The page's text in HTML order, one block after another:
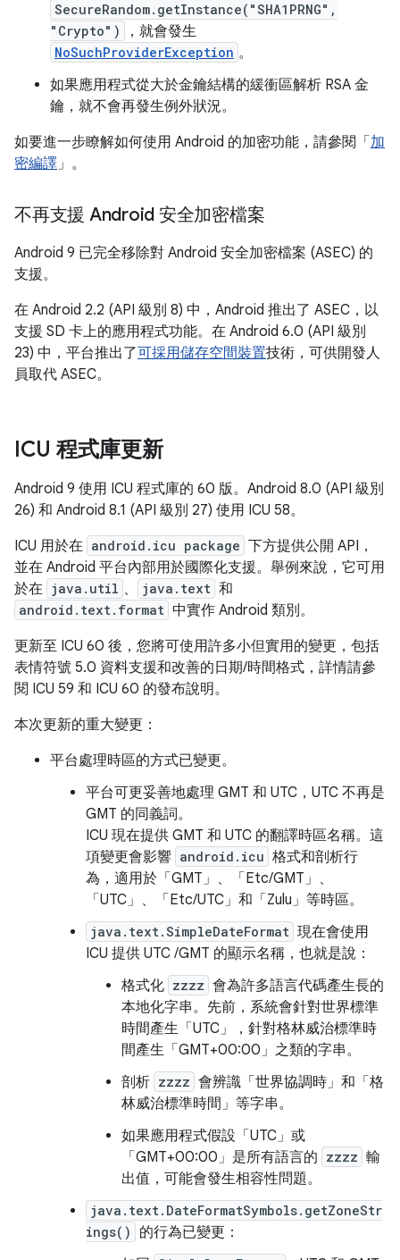
SecureRandom.getInstance("SHA1PRNG",
"Crypto")
，就會發生
NoSuchProviderException 。
如果應用程式從大於金鑰結構的緩衝區解析 RSA 金
鑰，就不會再發生例外狀況。
如要進一步瞭解如何使用 Android 的加密功能，請參閱「 加
密編譯」。
不再支援 Android 安全加密檔案
Android 9 已完全移除對 Android 安全加密檔案 (ASEC) 的
支援。
在 Android 2.2 (API 級別 8) 中，Android 推出了 ASEC，以
支援 SD 卡上的應用程式功能。在 Android 6.0 (API 級別
23) 中，平台推出了可採用儲存空間裝置技術，可供開發人
員取代 ASEC。
ICU 程式庫更新
Android 9 使用 ICU 程式庫的 60 版。Android 8.0 (API 級別
26) 和 Android 8.1 (API 級別 27) 使用 ICU 58。
ICU 用於在 android.icu package 下方提供公開 API，
並在 Android 平台內部用於國際化支援。舉例來說，它可用
於在 java.util 、 java.text 和
android.text.format 中實作 Android 類別。
更新至 ICU 60 後，您將可使用許多小但實用的變更，包括
表情符號 5.0 資料支援和改善的日期/時間格式，詳情請參
閱 ICU 59 和 ICU 60 的發布說明。
本次更新的重大變更：
平台處理時區的方式已變更。
平台可更妥善地處理 GMT 和 UTC，UTC 不再是
GMT 的同義詞。
ICU 現在提供 GMT 和 UTC 的翻譯時區名稱。這
項變更會影響 android.icu 格式和剖析行
為，適用於「GMT」、「Etc/GMT」、
「UTC」、「Etc/UTC」和「Zulu」等時區。
java.text.SimpleDateFormat 現在會使用
ICU 提供 UTC /GMT 的顯示名稱，也就是說：
格式化 zzzz 會為許多語言代碼產生長的
本地化字串。先前，系統會針對世界標準
時間產生「UTC」，針對格林威治標準時
間產生「GMT+00:00」之類的字串。
剖析 zzzz 會辨識「世界協調時」和「格
林威治標準時間」等字串。
如果應用程式假設「UTC」或
「GMT+00:00」是所有語言的 zzzz 輸
出值，可能會發生相容性問題。
java.text.DateFormatSymbols.getZoneStr
ings()
的行為已變更：